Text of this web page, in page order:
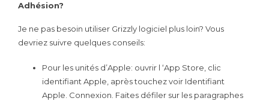
Adhésion?
Je ne pas besoin utiliser Grizzly logiciel plus loin? Vous
devriez suivre quelques conseils:
Pour les unités d’Apple: ouvrir l ‘App Store, clic
identifiant Apple, après touchez voir Identifiant
Apple. Connexion. Faites défiler sur les paragraphes